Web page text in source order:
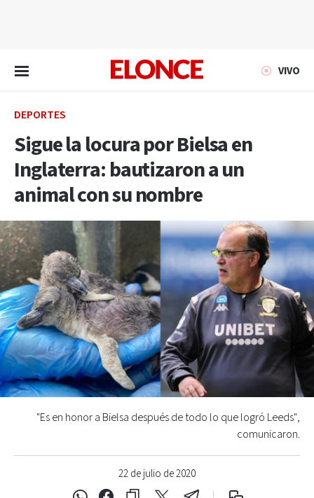
VIVO
DEPORTES
Sigue la locura por Bielsa en
Inglaterra: bautizaron a un
animal con su nombre
22 de julio de 2020
"Es en honor a Bielsa después de todo lo que logró Leeds",
comunicaron.